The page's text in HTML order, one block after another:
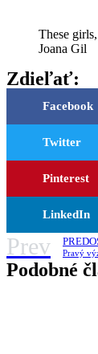
These
Joana Gil
Zdieľať:
Facebook
Twitter
Pinterest
LinkedIn
Prev Pravý
Podobné